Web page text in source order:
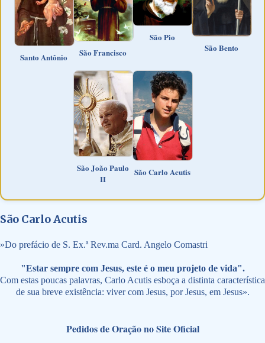
Santo Antônio São Francisco
São Pio
São Bento
São João Paulo
II
São Carlo Acutis
São Carlo Acutis
»Do prefácio de S. Ex.ª Rev.ma Card. Angelo Comastri
"Estar sempre com Jesus, este é o meu projeto de vida".
Com estas poucas palavras, Carlo Acutis esboça a distinta característica
de sua breve existência: viver com Jesus, por Jesus, em Jesus».
Pedidos de Oração no Site Oficial